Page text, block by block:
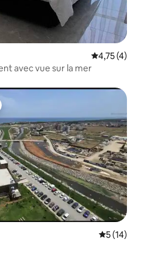
Évaluation
4,75 (4)
avec vue sur la mer
5 (14)